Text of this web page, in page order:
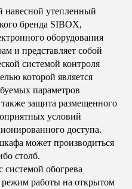
навесной утепленный
бренда SIBOX,
оборудования
и представляет собой
системой контроля
которой является
параметров
защита размещенного
условий
доступа.
может производиться
столб.
обогрева
режим работы на открытом